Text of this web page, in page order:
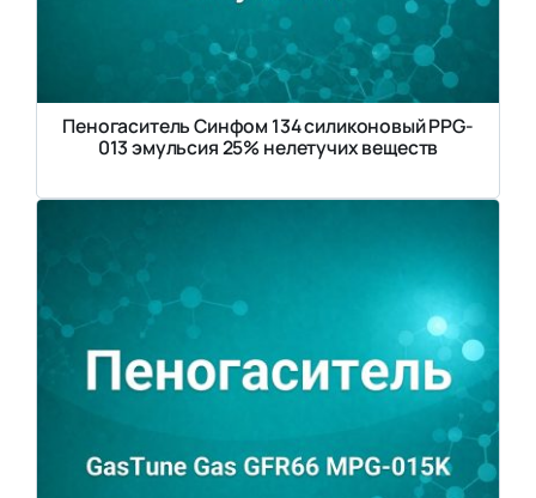
Пеногаситель Синфом 134 силиконовый PPG-
013 эмульсия 25% нелетучих веществ